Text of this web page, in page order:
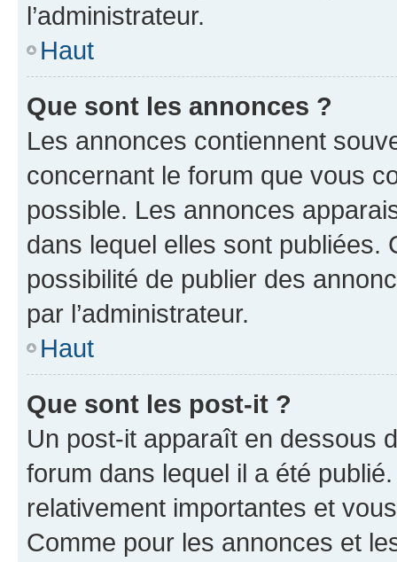
l’administrateur.
Haut
Que sont les annonces ?
Les annonces contiennent
concernant le forum que vous
possible. Les annonces
dans lequel elles sont publiées.
possibilité de publier des
par l’administrateur.
Haut
Que sont les post-it ?
Un post-it apparaît en dessous
forum dans lequel il a été
relativement importantes et
Comme pour les annonces et